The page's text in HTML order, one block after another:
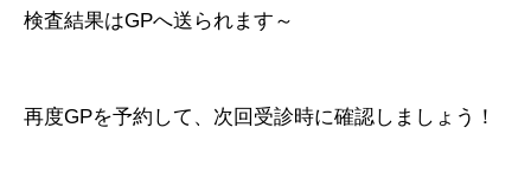
検査結果はGPへ送られます～
再度GPを予約して、次回受診時に確認しましょう！